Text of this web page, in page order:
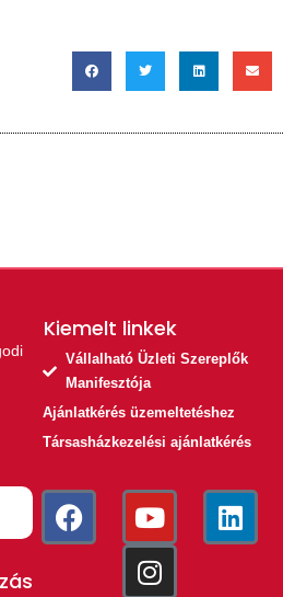
Kiemelt linkek​
Vállalható Üzleti Szereplők
Manifesztója
Ajánlatkérés üzemeltetéshez
Társasházkezelési ajánlatkérés